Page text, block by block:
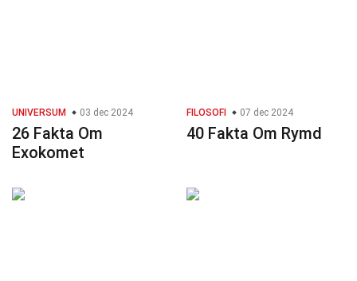
UNIVERSUM 03 dec 2024
26 Fakta Om
Exokomet
FILOSOFI 07 dec 2024
40 Fakta Om Rymd